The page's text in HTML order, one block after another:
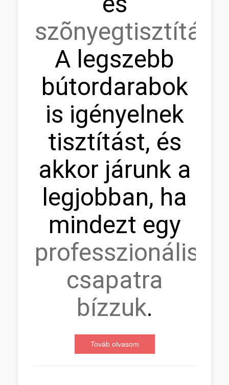
szõnyegtisztítás.
A legszebb
bútordarabok
is igényelnek
tisztítást, és
akkor járunk a
legjobban, ha
mindezt egy
professzionális
csapatra
bízzuk.
Továb olvasom